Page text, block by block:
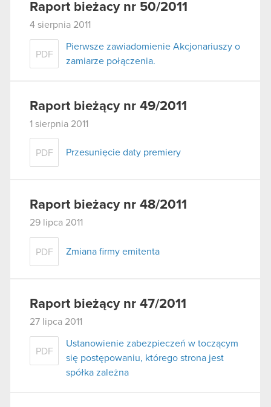
Raport bieżacy nr 50/2011
4 sierpnia 2011
PDF
Pierwsze zawiadomienie Akcjonariuszy o
zamiarze połączenia.
Raport bieżący nr 49/2011
1 sierpnia 2011
PDF Przesunięcie daty premiery
Raport bieżacy nr 48/2011
29 lipca 2011
PDF Zmiana firmy emitenta
Raport bieżący nr 47/2011
27 lipca 2011
PDF
Ustanowienie zabezpieczeń w toczącym
się postępowaniu, którego strona jest
spółka zależna